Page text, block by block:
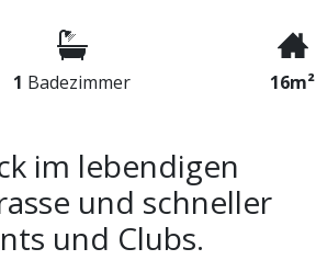
1 Badezimmer 16m²
im lebendigen
und schneller
und Clubs.